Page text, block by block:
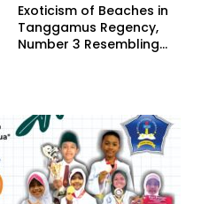
Exoticism of Beaches in
Tanggamus Regency,
Number 3 Resembling